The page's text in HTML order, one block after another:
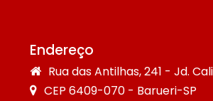
Endereço
Rua das Antilhas, 241 - Jd.
CEP 6409-070 - Barueri-SP